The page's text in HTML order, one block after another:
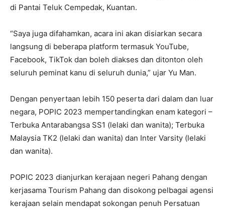
di Pantai Teluk Cempedak, Kuantan.
“Saya juga difahamkan, acara ini akan disiarkan secara
langsung di beberapa platform termasuk YouTube,
Facebook, TikTok dan boleh diakses dan ditonton oleh
seluruh peminat kanu di seluruh dunia,” ujar Yu Man.
Dengan penyertaan lebih 150 peserta dari dalam dan luar
negara, POPIC 2023 mempertandingkan enam kategori –
Terbuka Antarabangsa SS1 (lelaki dan wanita); Terbuka
Malaysia TK2 (lelaki dan wanita) dan Inter Varsity (lelaki
dan wanita).
POPIC 2023 dianjurkan kerajaan negeri Pahang dengan
kerjasama Tourism Pahang dan disokong pelbagai agensi
kerajaan selain mendapat sokongan penuh Persatuan